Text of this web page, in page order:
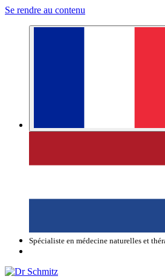
Se rendre au contenu
Spécialiste en médecine naturelles et